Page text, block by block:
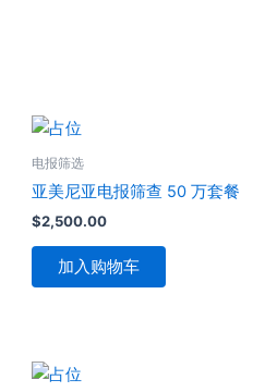
电报筛选
亚美尼亚电报筛查 50 万套餐
$2,500.00
加入购物车